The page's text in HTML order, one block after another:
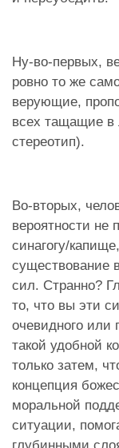
Ну-во-первых,
ровно то же
верующие,
всех тащащие
стереотип).
Во-вторых,
вероятности не
синагогу/
существование
сил. Странно?
то, что вы эти
очевидного или
такой удобной
только затем,
концепция
моральной
ситуации,
глубинными